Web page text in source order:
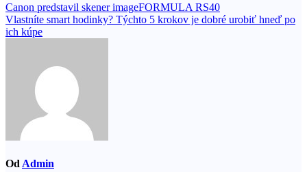
Navigácia
v
Canon predstavil skener imageFORMULA RS40
Vlastníte smart hodinky? Týchto 5 krokov je dobré urobiť hneď po
ich kúpe
OdAdmin